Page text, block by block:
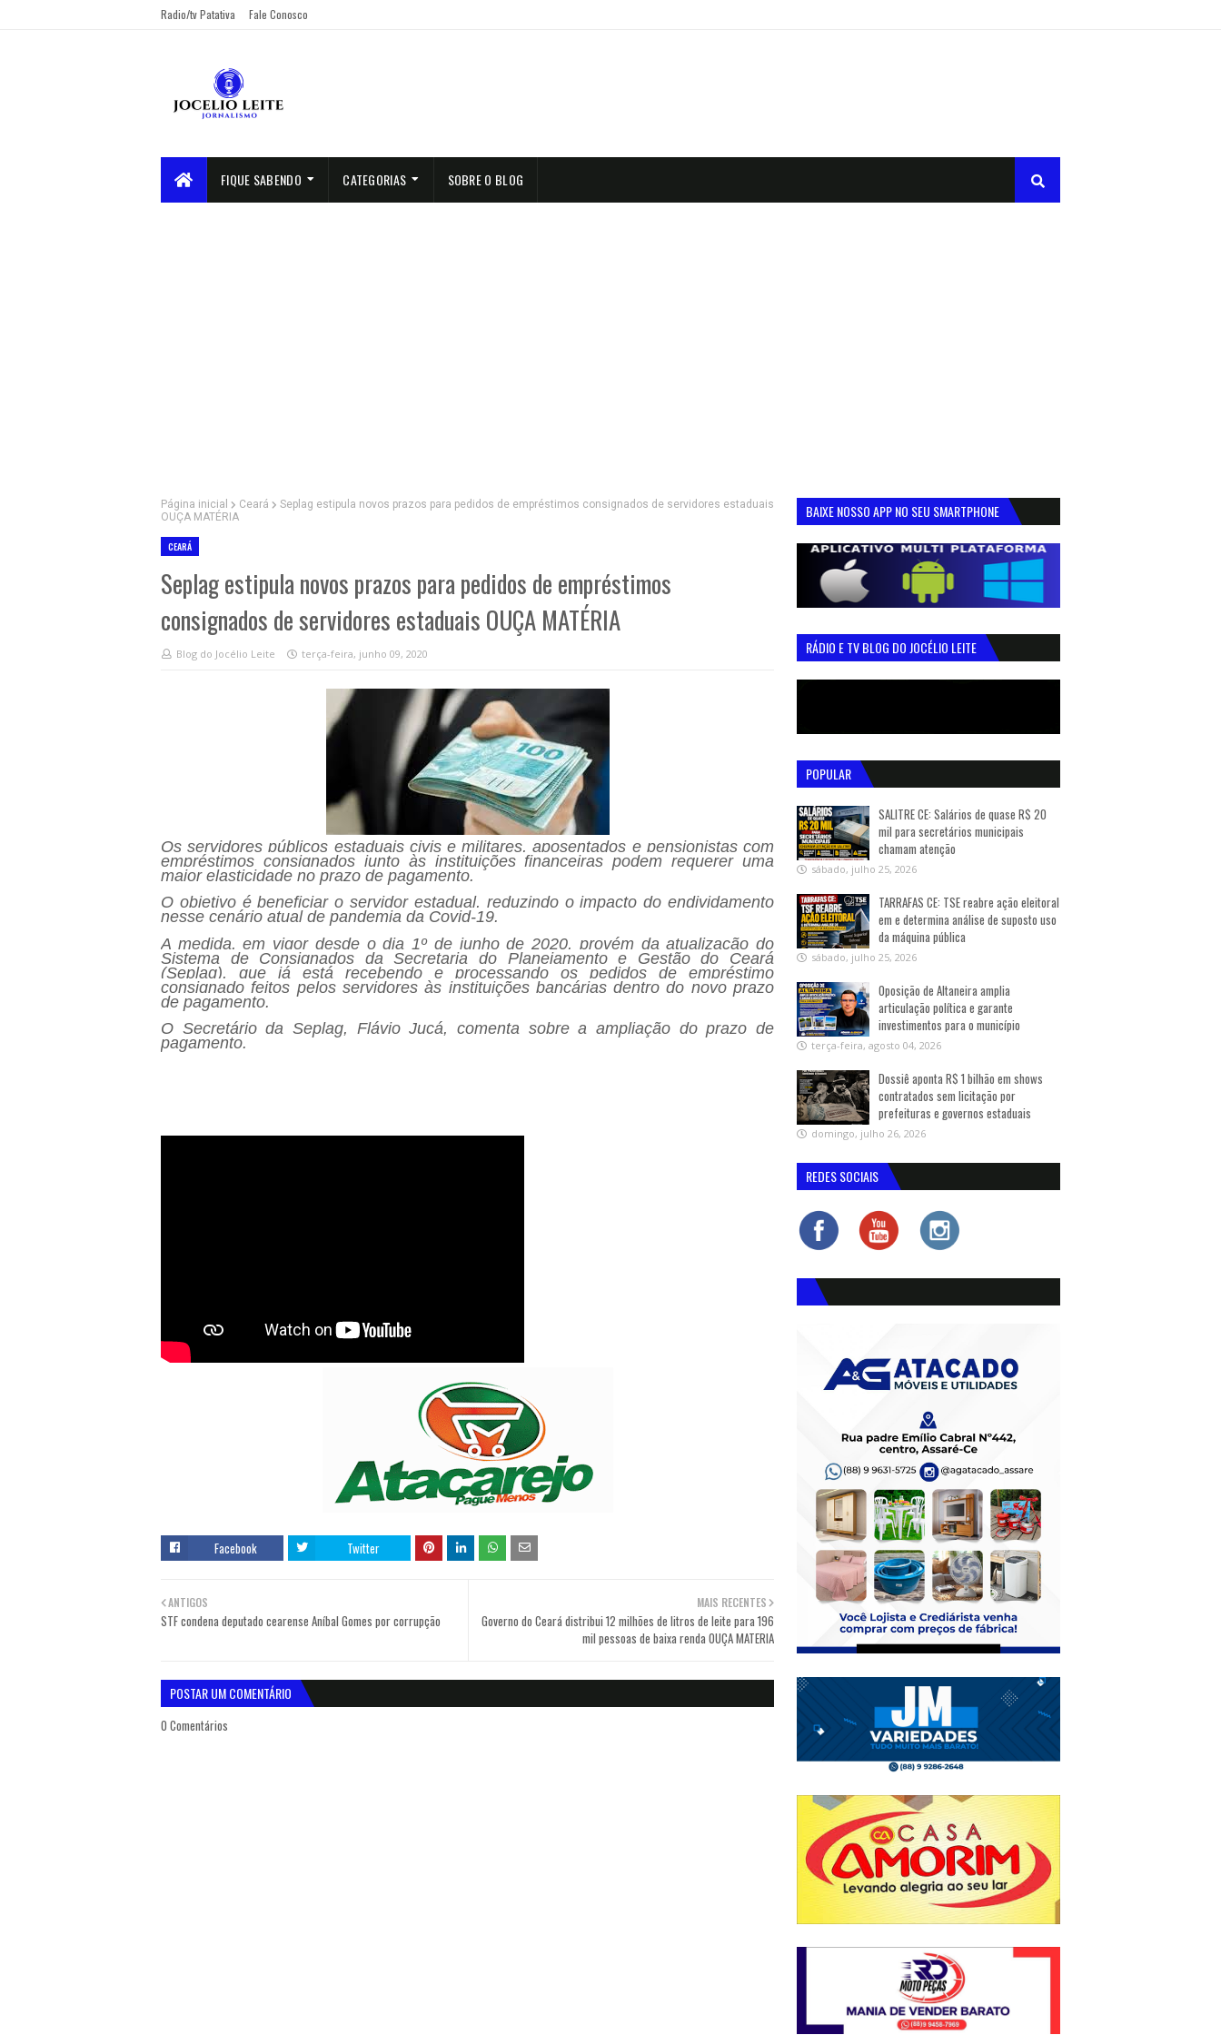
Radio/tv Patativa Fale Conosco
FIQUE SABENDO CATEGORIAS SOBRE O BLOG
Página inicial Ceará
Seplag estipula novos prazos para pedidos de empréstimos consignados de servidores estaduais
OUÇA MATÉRIA
CEARÁ
Seplag estipula novos prazos para pedidos de empréstimos
consignados de servidores estaduais OUÇA MATÉRIA
Blog do Jocélio Leite terça-feira, junho 09, 2020
Os servidores públicos estaduais civis e militares, aposentados e pensionistas com
empréstimos consignados junto às instituições financeiras podem requerer uma
maior elasticidade no prazo de pagamento.
O objetivo é beneficiar o servidor estadual, reduzindo o impacto do endividamento
nesse cenário atual de pandemia da Covid-19.
A medida, em vigor desde o dia 1º de junho de 2020, provém da atualização do
Sistema de Consignados da Secretaria do Planejamento e Gestão do Ceará
(Seplag), que já está recebendo e processando os pedidos de empréstimo
consignado feitos pelos servidores às instituições bancárias dentro do novo prazo
de pagamento.
O Secretário da Seplag, Flávio Jucá, comenta sobre a ampliação do prazo de
pagamento.
Facebook Twitter
MAIS RECENTES
Governo do Ceará distribui 12 milhões de litros de leite para 196
mil pessoas de baixa renda OUÇA MATERIA
ANTIGOS
STF condena deputado cearense Aníbal Gomes por corrupção
POSTAR UM COMENTÁRIO
0 Comentários
BAIXE NOSSO APP NO SEU SMARTPHONE
RÁDIO E TV BLOG DO JOCÉLIO LEITE
POPULAR
SALITRE CE: Salários de quase R$ 20
mil para secretários municipais
chamam atenção
sábado, julho 25, 2026
TARRAFAS CE: TSE reabre ação eleitoral
em e determina análise de suposto uso
da máquina pública
sábado, julho 25, 2026
Oposição de Altaneira amplia
articulação política e garante
investimentos para o município
terça-feira, agosto 04, 2026
Dossiê aponta R$ 1 bilhão em shows
contratados sem licitação por
prefeituras e governos estaduais
domingo, julho 26, 2026
REDES SOCIAIS